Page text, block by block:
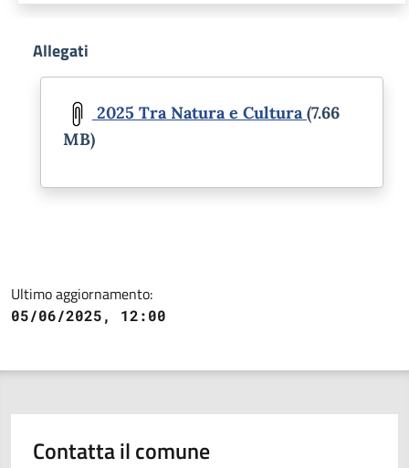
Allegati
2025 Tra Natura e Cultura (7.66
MB)
Ultimo aggiornamento:
05/06/2025, 12:00
Contatta il comune